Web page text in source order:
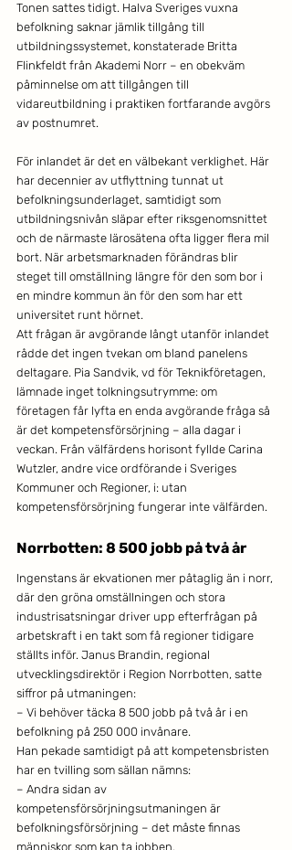
Tonen sattes tidigt. Halva Sveriges vuxna
befolkning saknar jämlik tillgång till
utbildningssystemet, konstaterade Britta
Flinkfeldt från Akademi Norr – en obekväm
påminnelse om att tillgången till
vidareutbildning i praktiken fortfarande avgörs
av postnumret.
För inlandet är det en välbekant verklighet. Här
har decennier av utflyttning tunnat ut
befolkningsunderlaget, samtidigt som
utbildningsnivån släpar efter riksgenomsnittet
och de närmaste lärosätena ofta ligger flera mil
bort. När arbetsmarknaden förändras blir
steget till omställning längre för den som bor i
en mindre kommun än för den som har ett
universitet runt hörnet.
Att frågan är avgörande långt utanför inlandet
rådde det ingen tvekan om bland panelens
deltagare. Pia Sandvik, vd för Teknikföretagen,
lämnade inget tolkningsutrymme: om
företagen får lyfta en enda avgörande fråga så
är det kompetensförsörjning – alla dagar i
veckan. Från välfärdens horisont fyllde Carina
Wutzler, andre vice ordförande i Sveriges
Kommuner och Regioner, i: utan
kompetensförsörjning fungerar inte välfärden.
Norrbotten: 8 500 jobb på två år
Ingenstans är ekvationen mer påtaglig än i norr,
där den gröna omställningen och stora
industrisatsningar driver upp efterfrågan på
arbetskraft i en takt som få regioner tidigare
ställts inför. Janus Brandin, regional
utvecklingsdirektör i Region Norrbotten, satte
siffror på utmaningen:
– Vi behöver täcka 8 500 jobb på två år i en
befolkning på 250 000 invånare.
Han pekade samtidigt på att kompetensbristen
har en tvilling som sällan nämns:
– Andra sidan av
kompetensförsörjningsutmaningen är
befolkningsförsörjning – det måste finnas
människor som kan ta jobben.